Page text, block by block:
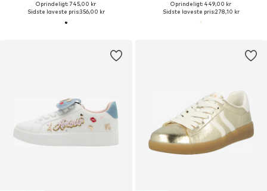
Oprindeligt: 745,00 kr
Sidste laveste pris:356,00 kr
Oprindeligt: 449,00 kr
Sidste laveste pris:278,10 kr